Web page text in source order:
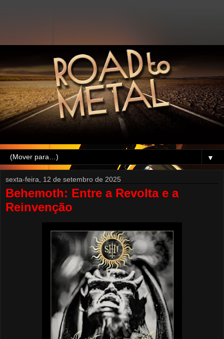
▼
sexta-feira, 12 de setembro de 2025
Behemoth: Entre a Revolta e a
Reinvenção